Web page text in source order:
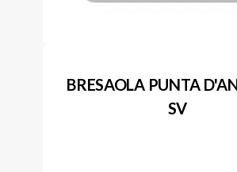
BRESAOLA PUNTA
SV